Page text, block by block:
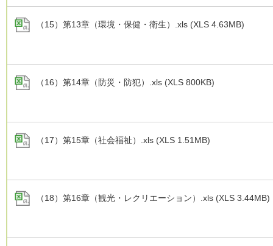
（15）第13章（環境・保健・衛生）.xls (XLS 4.63MB)
（16）第14章（防災・防犯）.xls (XLS 800KB)
（17）第15章（社会福祉）.xls (XLS 1.51MB)
（18）第16章（観光・レクリエーション）.xls (XLS 3.44MB)